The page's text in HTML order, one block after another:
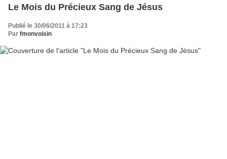
Le Mois du Précieux Sang de Jésus
Publié le 30/06/2011 à 17:23
Par fmonvoisin